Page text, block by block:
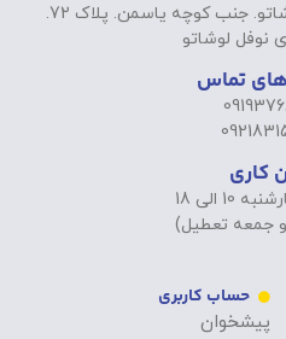
خیابان حافظ. خیابان نوفل لوشاتو. جنب کوچه یاسمن. پلاک 72.
نوفل لوشاتو
تماس
کاری
الی 18
جمعه تعطیل)
حساب کاربری
پیشخوان